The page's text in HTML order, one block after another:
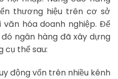
thương hiệu trên cơ sở
hóa doanh nghiệp. Để
ngân hàng đã xây dựng
cụ thể sau:
động vốn trên nhiều kênh